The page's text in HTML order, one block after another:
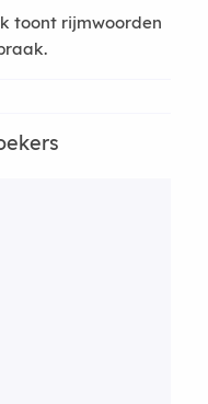
toont rijmwoorden